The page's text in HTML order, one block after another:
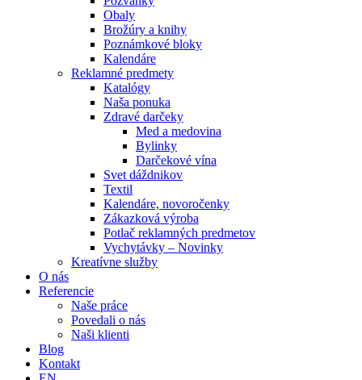
Obaly
Brožúry a knihy
Poznámkové bloky
Kalendáre
Reklamné predmety
Katalógy
Naša ponuka
Zdravé darčeky
Med a medovina
Bylinky
Darčekové vína
Svet dáždnikov
Textil
Kalendáre, novoročenky
Zákazková výroba
Potlač reklamných predmetov
Vychytávky – Novinky
Kreatívne služby
O nás
Referencie
Naše práce
Povedali o nás
Naši klienti
Blog
Kontakt